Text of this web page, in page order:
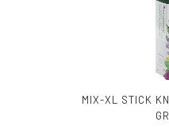
MIX-XL STICK